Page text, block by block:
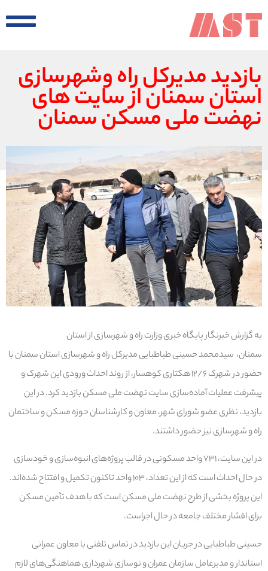
بازدید مدیرکل راه وشهرسازی
استان سمنان از سایت های
نهضت ملی مسکن سمنان
به گزارش خبرنگار پایگاه خبری وزارت راه و شهرسازی از استان
سمنان، سیدمحمد حسینی طباطبایی مدیرکل راه و شهرسازی استان سمنان با
حضور در شهرک ۱۲/۶ هکتاری کوهسار، از روند احداث ورودی این شهرک و
پیشرفت عملیات آماده‌سازی سایت نهضت ملی مسکن بازدید کرد. در این
بازدید، نظری عضو شورای شهر، معاون و کارشناسان حوزه مسکن و ساختمان
راه و شهرسازی نیز حضور داشتند.
در این سایت، ۷۳۱ واحد مسکونی در قالب پروژه‌های انبوه‌سازی و خودسازی
در حال احداث است که از این تعداد، ۱۰۳ واحد تاکنون تکمیل و افتتاح شده‌اند.
این پروژه بخشی از طرح نهضت ملی مسکن است که با هدف تأمین مسکن
برای اقشار مختلف جامعه در حال اجراست.
حسینی طباطبایی در جریان این بازدید در تماس تلفنی با معاون عمرانی
استاندار و مدیرعامل سازمان عمران و نوسازی شهرداری هماهنگی‌های لازم